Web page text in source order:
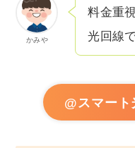
かみや
料金重
光回線
@スマー